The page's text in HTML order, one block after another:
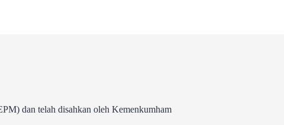
dan telah disahkan oleh Kemenkumham